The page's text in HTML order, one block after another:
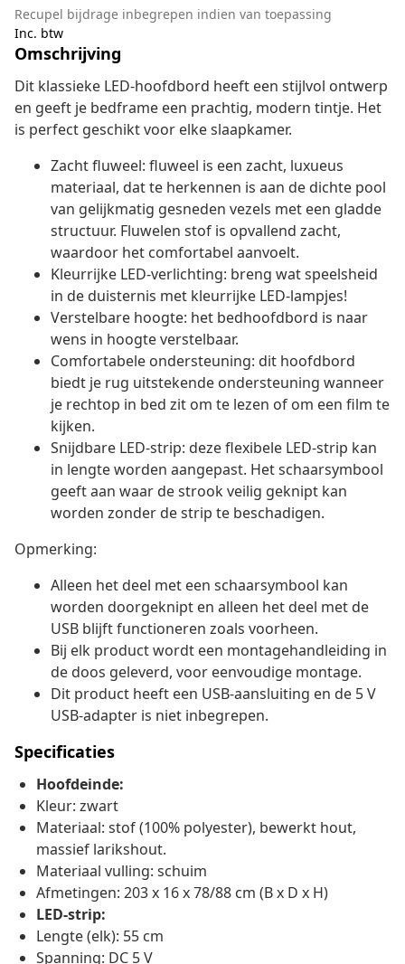
Recupel bijdrage inbegrepen indien van toepassing
Inc. btw
Omschrijving
Dit klassieke LED-hoofdbord heeft een stijlvol ontwerp
en geeft je bedframe een prachtig, modern tintje. Het
is perfect geschikt voor elke slaapkamer.
Zacht fluweel: fluweel is een zacht, luxueus
materiaal, dat te herkennen is aan de dichte pool
van gelijkmatig gesneden vezels met een gladde
structuur. Fluwelen stof is opvallend zacht,
waardoor het comfortabel aanvoelt.
Kleurrijke LED-verlichting: breng wat speelsheid
in de duisternis met kleurrijke LED-lampjes!
Verstelbare hoogte: het bedhoofdbord is naar
wens in hoogte verstelbaar.
Comfortabele ondersteuning: dit hoofdbord
biedt je rug uitstekende ondersteuning wanneer
je rechtop in bed zit om te lezen of om een film te
kijken.
Snijdbare LED-strip: deze flexibele LED-strip kan
in lengte worden aangepast. Het schaarsymbool
geeft aan waar de strook veilig geknipt kan
worden zonder de strip te beschadigen.
Opmerking:
Alleen het deel met een schaarsymbool kan
worden doorgeknipt en alleen het deel met de
USB blijft functioneren zoals voorheen.
Bij elk product wordt een montagehandleiding in
de doos geleverd, voor eenvoudige montage.
Dit product heeft een USB-aansluiting en de 5 V
USB-adapter is niet inbegrepen.
Specificaties
Hoofdeinde:
Kleur: zwart
Materiaal: stof (100% polyester), bewerkt hout,
massief larikshout.
Materiaal vulling: schuim
Afmetingen: 203 x 16 x 78/88 cm (B x D x H)
LED-strip:
Lengte (elk): 55 cm
Spanning: DC 5 V